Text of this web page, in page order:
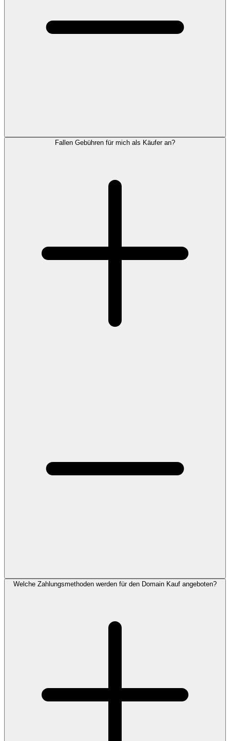
Fallen Gebühren für mich als Käufer an?
Welche Zahlungsmethoden werden für den Domain Kauf angeboten?